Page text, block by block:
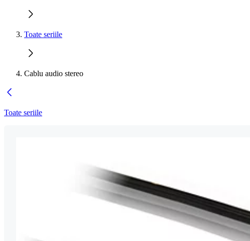
Toate seriile
Cablu audio stereo
Toate seriile